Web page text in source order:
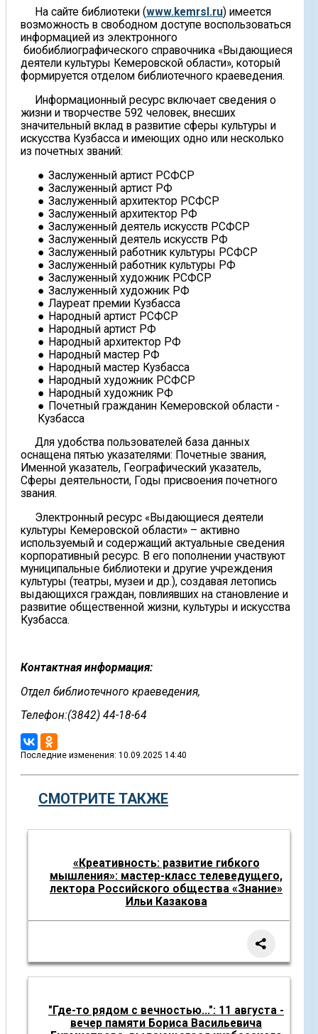
На сайте библиотеки (www.kemrsl.ru) имеется
возможность в свободном доступе воспользоваться
информацией из электронного
биобиблиографического справочника «Выдающиеся
деятели культуры Кемеровской области», который
формируется отделом библиотечного краеведения.
Информационный ресурс включает сведения о
жизни и творчестве 592 человек, внесших
значительный вклад в развитие сферы культуры и
искусства Кузбасса и имеющих одно или несколько
из почетных званий:
Заслуженный артист РСФСР
Заслуженный артист РФ
Заслуженный архитектор РСФСР
Заслуженный архитектор РФ
Заслуженный деятель искусств РСФСР
Заслуженный деятель искусств РФ
Заслуженный работник культуры РСФСР
Заслуженный работник культуры РФ
Заслуженный художник РСФСР
Заслуженный художник РФ
Лауреат премии Кузбасса
Народный артист РСФСР
Народный артист РФ
Народный архитектор РФ
Народный мастер РФ
Народный мастер Кузбасса
Народный художник РСФСР
Народный художник РФ
Почетный гражданин Кемеровской области -
Кузбасса
Для удобства пользователей база данных
оснащена пятью указателями: Почетные звания,
Именной указатель, Географический указатель,
Сферы деятельности, Годы присвоения почетного
звания.
Электронный ресурс «Выдающиеся деятели
культуры Кемеровской области» – активно
используемый и содержащий актуальные сведения
корпоративный ресурс. В его пополнении участвуют
муниципальные библиотеки и другие учреждения
культуры (театры, музеи и др.), создавая летопись
выдающихся граждан, повлиявших на становление и
развитие общественной жизни, культуры и искусства
Кузбасса.
Контактная информация:
Отдел библиотечного краеведения,
Телефон:(3842) 44-18-64
Последние изменения: 10.09.2025 14:40
СМОТРИТЕ ТАКЖЕ
«Креативность: развитие гибкого
мышления»: мастер-класс телеведущего,
лектора Российского общества «Знание»
Ильи Казакова
"Где-то рядом с вечностью...": 11 августа -
вечер памяти Бориса Васильевича